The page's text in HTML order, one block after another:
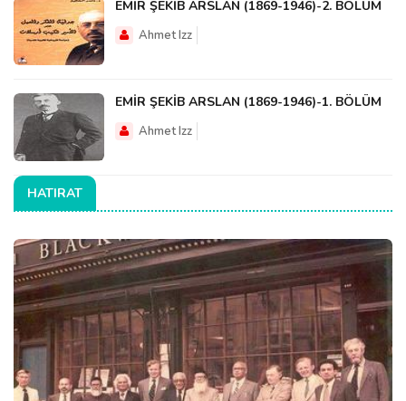
EMİR ŞEKİB ARSLAN (1869-1946)-2. BÖLÜM
Ahmet Izz
EMİR ŞEKİB ARSLAN (1869-1946)-1. BÖLÜM
Ahmet Izz
HATIRAT